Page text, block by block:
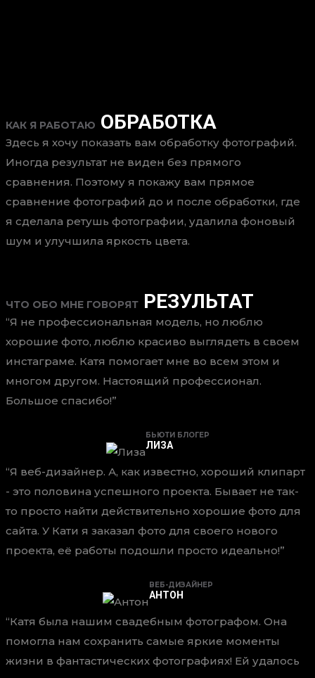
КАК Я РАБОТАЮ ОБРАБОТКА
Здесь я хочу показать вам обработку фотографий.
Иногда результат не виден без прямого
сравнения. Поэтому я покажу вам прямое
сравнение фотографий до и после обработки, где
я сделала ретушь фотографии, удалила фоновый
шум и улучшила яркость цвета.
ЧТО ОБО МНЕ ГОВОРЯТ РЕЗУЛЬТАТ
Я не профессиональная модель, но люблю
хорошие фото, люблю красиво выглядеть в своем
инстаграме. Катя помогает мне во всем этом и
многом другом. Настоящий профессионал.
Большое спасибо!
БЬЮТИ БЛОГЕР
ЛИЗА
Я веб-дизайнер. А, как известно, хороший клипарт
- это половина успешного проекта. Бывает не так-
то просто найти действительно хорошие фото для
сайта. У Кати я заказал фото для своего нового
проекта, её работы подошли просто идеально!
ВЕБ-ДИЗАЙНЕР
АНТОН
Катя была нашим свадебным фотографом. Она
помогла нам сохранить самые яркие моменты
жизни в фантастических фотографиях! Ей удалось